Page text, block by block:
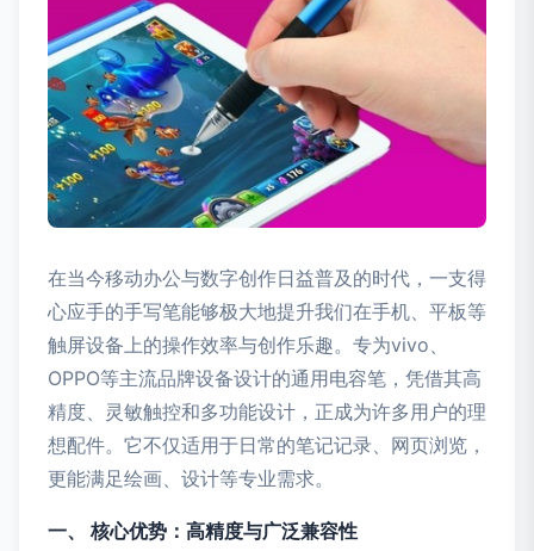
在当今移动办公与数字创作日益普及的时代，一支得
心应手的手写笔能够极大地提升我们在手机、平板等
触屏设备上的操作效率与创作乐趣。专为vivo、
OPPO等主流品牌设备设计的通用电容笔，凭借其高
精度、灵敏触控和多功能设计，正成为许多用户的理
想配件。它不仅适用于日常的笔记记录、网页浏览，
更能满足绘画、设计等专业需求。
一、 核心优势：高精度与广泛兼容性